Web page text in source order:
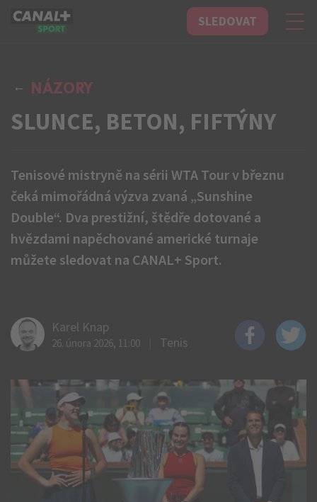
CANAL+ Sport SLEDOVAT
NÁZORY
SLUNCE, BETON, FIFTÝNY
Tenisové mistryně na sérii WTA Tour v březnu
čeká mimořádná výzva zvaná „Sunshine
Double“. Dva prestižní, štědře dotované a
hvězdami napěchované americké turnaje
můžete sledovat na CANAL+ Sport.
Karel Knap
26. února 2026, 11:00 Tenis